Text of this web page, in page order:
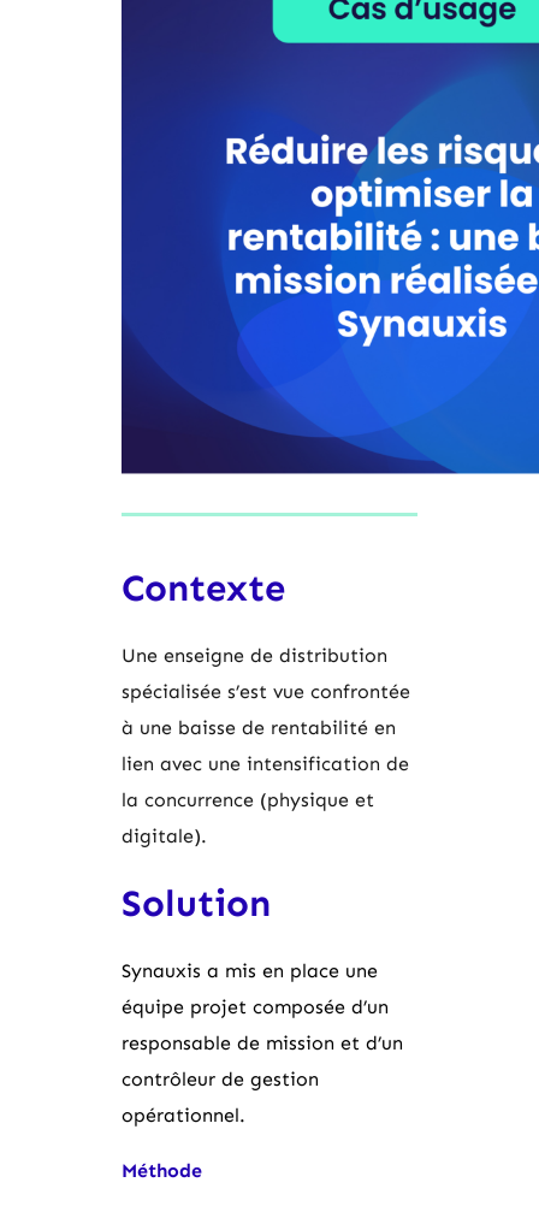
Contexte
Une enseigne de distribution
spécialisée s’est vue confrontée
à une baisse de rentabilité en
lien avec une intensification de
la concurrence (physique et
digitale).
Solution
Synauxis a mis en place une
équipe projet composée d’un
responsable de mission et d’un
contrôleur de gestion
opérationnel.
Méthode